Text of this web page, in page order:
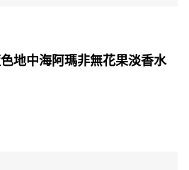
地中海阿瑪非無花果淡香水